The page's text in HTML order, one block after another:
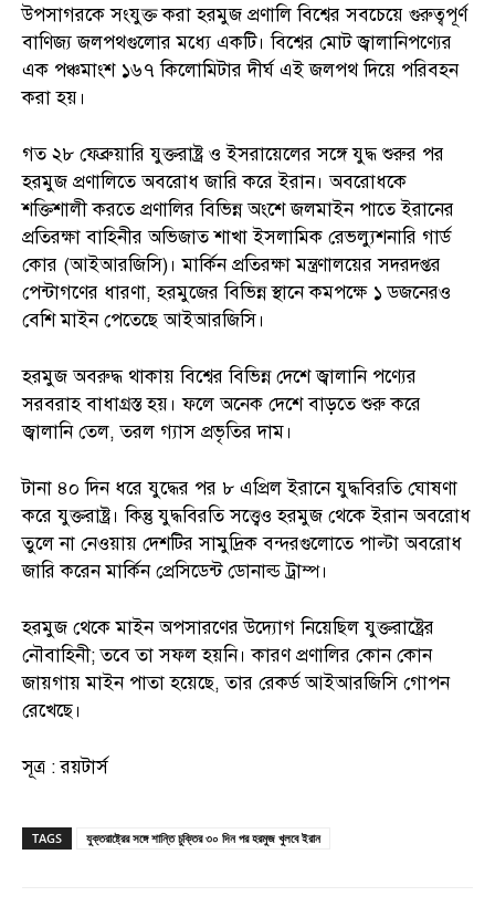
উপসাগরকে সংযুক্ত করা হরমুজ প্রণালি বিশ্বের সবচেয়ে গুরুত্বপূর্ণ
বাণিজ্য জলপথগুলোর মধ্যে একটি। বিশ্বের মোট জ্বালানিপণ্যের
এক পঞ্চমাংশ ১৬৭ কিলোমিটার দীর্ঘ এই জলপথ দিয়ে পরিবহন
করা হয়।
গত ২৮ ফেব্রুয়ারি যুক্তরাষ্ট্র ও ইসরায়েলের সঙ্গে যুদ্ধ শুরুর পর
হরমুজ প্রণালিতে অবরোধ জারি করে ইরান। অবরোধকে
শক্তিশালী করতে প্রণালির বিভিন্ন অংশে জলমাইন পাতে ইরানের
প্রতিরক্ষা বাহিনীর অভিজাত শাখা ইসলামিক রেভল্যুশনারি গার্ড
কোর (আইআরজিসি)। মার্কিন প্রতিরক্ষা মন্ত্রণালয়ের সদরদপ্তর
পেন্টাগণের ধারণা, হরমুজের বিভিন্ন স্থানে কমপক্ষে ১ ডজনেরও
বেশি মাইন পেতেছে আইআরজিসি।
হরমুজ অবরুদ্ধ থাকায় বিশ্বের বিভিন্ন দেশে জ্বালানি পণ্যের
সরবরাহ বাধাগ্রস্ত হয়। ফলে অনেক দেশে বাড়তে শুরু করে
জ্বালানি তেল, তরল গ্যাস প্রভৃতির দাম।
টানা ৪০ দিন ধরে যুদ্ধের পর ৮ এপ্রিল ইরানে যুদ্ধবিরতি ঘোষণা
করে যুক্তরাষ্ট্র। কিন্তু যুদ্ধবিরতি সত্ত্বেও হরমুজ থেকে ইরান অবরোধ
তুলে না নেওয়ায় দেশটির সামুদ্রিক বন্দরগুলোতে পাল্টা অবরোধ
জারি করেন মার্কিন প্রেসিডেন্ট ডোনাল্ড ট্রাম্প।
হরমুজ থেকে মাইন অপসারণের উদ্যোগ নিয়েছিল যুক্তরাষ্ট্রের
নৌবাহিনী; তবে তা সফল হয়নি। কারণ প্রণালির কোন কোন
জায়গায় মাইন পাতা হয়েছে, তার রেকর্ড আইআরজিসি গোপন
রেখেছে।
সূত্র : রয়টার্স
TAGS যুক্তরাষ্ট্রের সঙ্গে শান্তি চুক্তির ৩০ দিন পর হরমুজ খুলবে ইরান